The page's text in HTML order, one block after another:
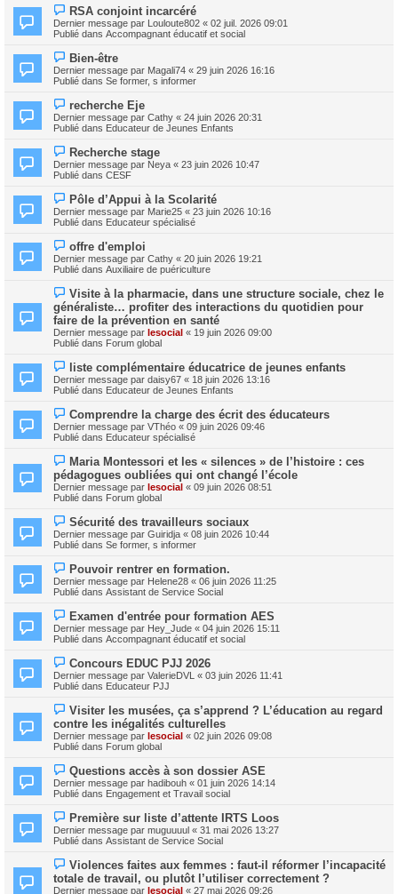
s
s
a
e
a
u
m
s
s
a
N
o
u
v
a
u
m
s
s
a
e
RSA conjoint incarcéré
Dernier message par Louloute802 « 02 juil. 2026 09:01
Publié dans Accompagnant éducatif et social
N
o
u
v
a
u
m
s
s
a
e
Bien-être
Dernier message par Magali74 « 29 juin 2026 16:16
Publié dans Se former, s informer
N
o
u
v
a
u
m
s
s
a
recherche Eje
Dernier message par Cathy « 24 juin 2026 20:31
Publié dans Educateur de Jeunes Enfants
N
o
u
v
a
u
m
s
s
a
e
Recherche stage
Dernier message par Neya « 23 juin 2026 10:47
Publié dans CESF
N
o
u
v
a
u
m
s
s
a
g
e
Pôle d’Appui à la Scolarité
Dernier message par Marie25 « 23 juin 2026 10:16
Publié dans Educateur spécialisé
N
o
u
v
a
u
m
e
s
s
a
g
e
offre d'emploi
Dernier message par Cathy « 20 juin 2026 19:21
Publié dans Auxiliaire de puériculture
N
u
v
e
a
m
e
s
s
a
g
e
Visite à la pharmacie, dans une structure sociale, chez le
généraliste… profiter des interactions du quotidien pour
faire de la prévention en santé
Dernier message par lesocial « 19 juin 2026 09:00
Publié dans Forum global
N
o
u
v
a
u
m
s
s
a
g
e
liste complémentaire éducatrice de jeunes enfants
Dernier message par daisy67 « 18 juin 2026 13:16
Publié dans Educateur de Jeunes Enfants
N
o
u
v
a
u
m
e
s
a
g
e
Comprendre la charge des écrit des éducateurs
Dernier message par VThéo « 09 juin 2026 09:46
Publié dans Educateur spécialisé
N
o
u
v
e
u
m
e
s
a
g
e
Maria Montessori et les « silences » de l’histoire : ces
pédagogues oubliées qui ont changé l’école
Dernier message par lesocial « 09 juin 2026 08:51
Publié dans Forum global
N
o
u
v
a
u
m
s
s
a
e
Sécurité des travailleurs sociaux
Dernier message par Guiridja « 08 juin 2026 10:44
Publié dans Se former, s informer
N
o
u
v
a
u
m
s
s
a
e
Pouvoir rentrer en formation.
Dernier message par Helene28 « 06 juin 2026 11:25
Publié dans Assistant de Service Social
N
o
u
v
a
u
m
s
s
a
g
e
Examen d'entrée pour formation AES
Dernier message par Hey_Jude « 04 juin 2026 15:11
Publié dans Accompagnant éducatif et social
N
o
u
v
a
u
m
e
s
a
g
e
Concours EDUC PJJ 2026
Dernier message par ValerieDVL « 03 juin 2026 11:41
Publié dans Educateur PJJ
N
u
v
e
u
m
e
s
a
g
e
Visiter les musées, ça s’apprend ? L’éducation au regard
contre les inégalités culturelles
Dernier message par lesocial « 02 juin 2026 09:08
Publié dans Forum global
N
o
u
v
a
u
m
s
s
a
Questions accès à son dossier ASE
Dernier message par hadibouh « 01 juin 2026 14:14
Publié dans Engagement et Travail social
N
o
u
v
a
u
m
Première sur liste d’attente IRTS Loos
Dernier message par muguuuul « 31 mai 2026 13:27
Publié dans Assistant de Service Social
N
o
u
Violences faites aux femmes : faut‑il réformer l’incapacité
totale de travail, ou plutôt l’utiliser correctement ?
Dernier message par lesocial « 27 mai 2026 09:26